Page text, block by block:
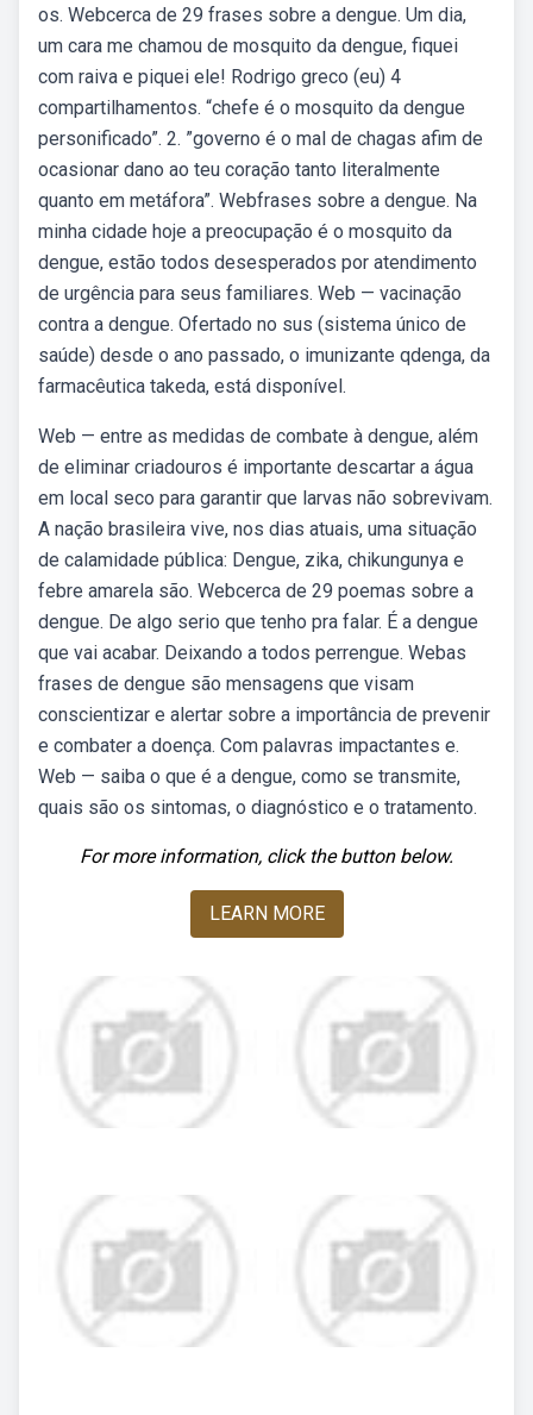
os. Webcerca de 29 frases sobre a dengue. Um dia,
um cara me chamou de mosquito da dengue, fiquei
com raiva e piquei ele! Rodrigo greco (eu) 4
compartilhamentos. “chefe é o mosquito da dengue
personificado”. 2. ”governo é o mal de chagas afim de
ocasionar dano ao teu coração tanto literalmente
quanto em metáfora”. Webfrases sobre a dengue. Na
minha cidade hoje a preocupação é o mosquito da
dengue, estão todos desesperados por atendimento
de urgência para seus familiares. Web — vacinação
contra a dengue. Ofertado no sus (sistema único de
saúde) desde o ano passado, o imunizante qdenga, da
farmacêutica takeda, está disponível.
Web — entre as medidas de combate à dengue, além
de eliminar criadouros é importante descartar a água
em local seco para garantir que larvas não sobrevivam.
A nação brasileira vive, nos dias atuais, uma situação
de calamidade pública: Dengue, zika, chikungunya e
febre amarela são. Webcerca de 29 poemas sobre a
dengue. De algo serio que tenho pra falar. É a dengue
que vai acabar. Deixando a todos perrengue. Webas
frases de dengue são mensagens que visam
conscientizar e alertar sobre a importância de prevenir
e combater a doença. Com palavras impactantes e.
Web — saiba o que é a dengue, como se transmite,
quais são os sintomas, o diagnóstico e o tratamento.
For more information, click the button below.
LEARN MORE